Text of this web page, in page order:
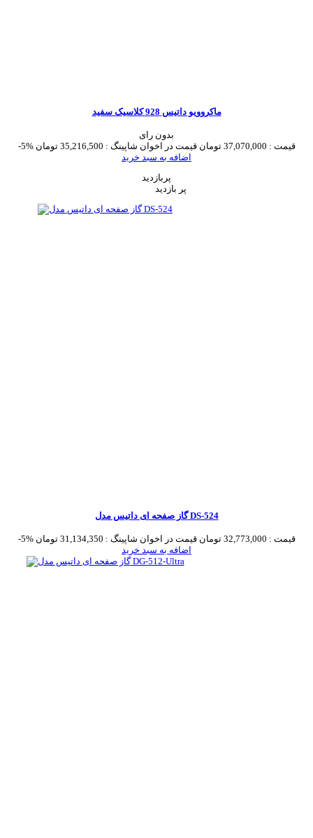
ماکروویو داتیس 928 کلاسیک سفید
بدون رای
-5%
قیمت : 37,070,000 تومان قیمت در اخوان شاپینگ : 35,216,500 تومان
اضافه به سبد خرید
پربازدید
پر بازدید
گاز صفحه ای داتیس مدل DS-524
-5% قیمت : 32,773,000 تومان قیمت در اخوان شاپینگ : 31,134,350 تومان
اضافه به سبد خرید